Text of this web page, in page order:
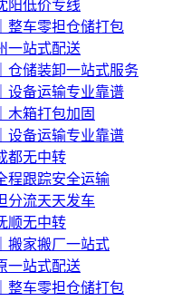
阳低价专线
整车零担仓储打包
一站式配送
仓储装卸一站式服务
设备运输专业靠谱
木箱打包加固
设备运输专业靠谱
都无中转
程跟踪安全运输
分流天天发车
顺无中转
搬家搬厂一站式
一站式配送
整车零担仓储打包